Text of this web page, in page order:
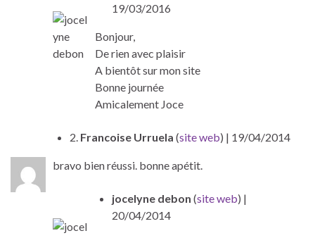
19/03/2016
Bonjour,
De rien avec plaisir
A bientôt sur mon site
Bonne journée
Amicalement Joce
2. Francoise Urruela (site web) | 19/04/2014
bravo bien réussi. bonne apétit.
jocelyne debon (site web) |
20/04/2014